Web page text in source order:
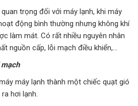
trọng đối với máy lạnh, khi máy
động bình thường nhưng không khí
làm mát. Có rất nhiều nguyên nhân
nguồn cấp, lỗi mạch điều khiển,…
máy lạnh thành một chiếc quạt gió
hơi lạnh.